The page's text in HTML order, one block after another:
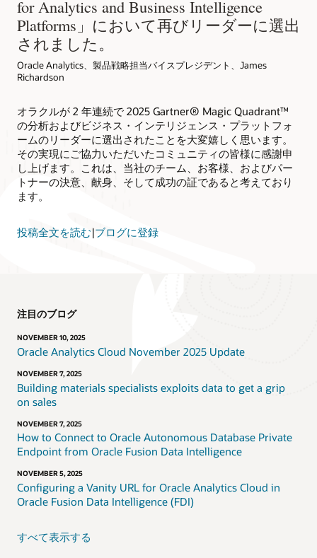
for Analytics and Business Intelligence
Platforms」において再びリーダーに選出
されました。
Oracle Analytics、製品戦略担当バイスプレジデント、James
Richardson
オラクルが 2 年連続で 2025 Gartner® Magic Quadrant™
の分析およびビジネス・インテリジェンス・プラットフォ
ームのリーダーに選出されたことを大変嬉しく思います。
その実現にご協力いただいたコミュニティの皆様に感謝申
し上げます。これは、当社のチーム、お客様、およびパー
トナーの決意、献身、そして成功の証であると考えており
ます。
投稿全文を読む|ブログに登録
注目のブログ
NOVEMBER 10, 2025
Oracle Analytics Cloud November 2025 Update
NOVEMBER 7, 2025
Building materials specialists exploits data to get a grip
on sales
NOVEMBER 7, 2025
How to Connect to Oracle Autonomous Database Private
Endpoint from Oracle Fusion Data Intelligence
NOVEMBER 5, 2025
Configuring a Vanity URL for Oracle Analytics Cloud in
Oracle Fusion Data Intelligence (FDI)
すべて表示する